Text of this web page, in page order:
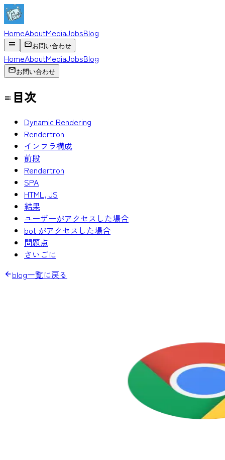
HomeAboutMediaJobsBlog
お問い合わせ
HomeAboutMediaJobsBlog
お問い合わせ
目次
Dynamic Rendering
Rendertron
インフラ構成
前段
Rendertron
SPA
HTML, JS
結果
ユーザーがアクセスした場合
bot がアクセスした場合
問題点
さいごに
blog一覧に戻る